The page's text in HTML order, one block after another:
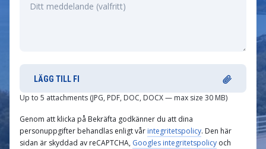
LÄGG TILL FI
Up to 5 attachments (JPG, PDF, DOC, DOCX — max size 30 MB)
Genom att klicka på Bekräfta godkänner du att dina
personuppgifter behandlas enligt vår integritetspolicy. Den här
sidan är skyddad av reCAPTCHA, Googles integritetspolicy och